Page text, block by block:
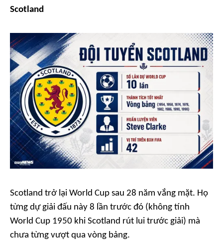
Scotland
Scotland trở lại World Cup sau 28 năm vắng mặt. Họ
từng dự giải đấu này 8 lần trước đó (không tính
World Cup 1950 khi Scotland rút lui trước giải) mà
chưa từng vượt qua vòng bảng.